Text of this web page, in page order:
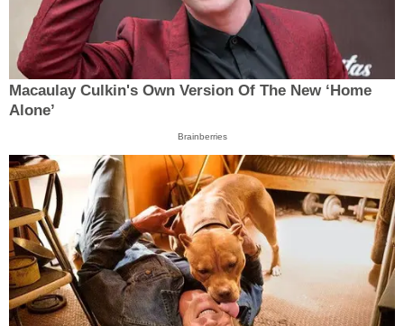
Macaulay Culkin's Own Version Of The New ‘Home
Alone’
Brainberries